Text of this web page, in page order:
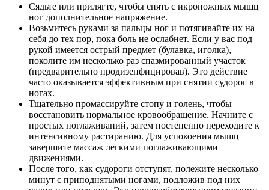
Сядьте или прилягте, чтобы снять с икроножных мышц
ног дополнительное напряжение.
Возьмитесь руками за пальцы ног и потягивайте их на
себя до тех пор, пока боль не ослабнет. Если у вас под
рукой имеется острый предмет (булавка, иголка),
поколите им несколько раз спазмированный участок
(предварительно продизенфицировав). Это действие
часто оказывается эффективным при снятии судорог в
ногах.
Тщательно промассируйте стопу и голень, чтобы
восстановить нормальное кровообращение. Начните с
простых поглаживаний, затем постепенно переходите к
интенсивному растиранию. Для успокоения мышц
завершите массаж легкими поглаживающими
движениями.
После того, как судороги отступят, полежите несколько
минут с приподнятыми ногами, подложив под них